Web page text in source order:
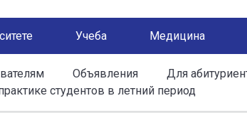
Учеба Медицина
Объявления
Для
студентов в летний период